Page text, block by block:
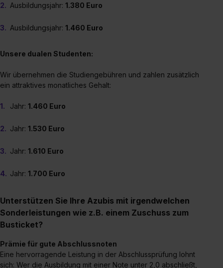
Ausbildungsjahr: 1.380 Euro
Ausbildungsjahr: 1.460 Euro
Unsere dualen Studenten:
Wir übernehmen die Studiengebühren und zahlen zusätzlich
ein attraktives monatliches Gehalt:
Jahr: 1.460 Euro
Jahr: 1.530 Euro
Jahr: 1.610 Euro
Jahr: 1.700 Euro
Unterstützen Sie Ihre Azubis mit irgendwelchen
Sonderleistungen wie z.B. einem Zuschuss zum
Busticket?
Prämie für gute Abschlussnoten
Eine hervorragende Leistung in der Abschlussprüfung lohnt
sich: Wer die Ausbildung mit einer Note unter 2,0 abschließt,